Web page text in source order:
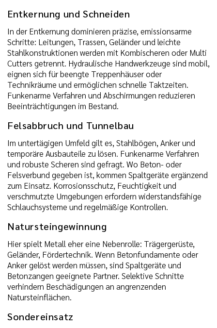
Entkernung und Schneiden
In der Entkernung dominieren präzise, emissionsarme
Schritte: Leitungen, Trassen, Geländer und leichte
Stahlkonstruktionen werden mit Kombischeren oder Multi
Cutters getrennt. Hydraulische Handwerkzeuge sind mobil,
eignen sich für beengte Treppenhäuser oder
Technikräume und ermöglichen schnelle Taktzeiten.
Funkenarme Verfahren und Abschirmungen reduzieren
Beeinträchtigungen im Bestand.
Felsabbruch und Tunnelbau
Im untertägigen Umfeld gilt es, Stahlbögen, Anker und
temporäre Ausbauteile zu lösen. Funkenarme Verfahren
und robuste Scheren sind gefragt. Wo Beton- oder
Felsverbund gegeben ist, kommen Spaltgeräte ergänzend
zum Einsatz. Korrosionsschutz, Feuchtigkeit und
verschmutzte Umgebungen erfordern widerstandsfähige
Schlauchsysteme und regelmäßige Kontrollen.
Natursteingewinnung
Hier spielt Metall eher eine Nebenrolle: Trägergerüste,
Geländer, Fördertechnik. Wenn Betonfundamente oder
Anker gelöst werden müssen, sind Spaltgeräte und
Betonzangen geeignete Partner. Selektive Schnitte
verhindern Beschädigungen an angrenzenden
Natursteinflächen.
Sondereinsatz